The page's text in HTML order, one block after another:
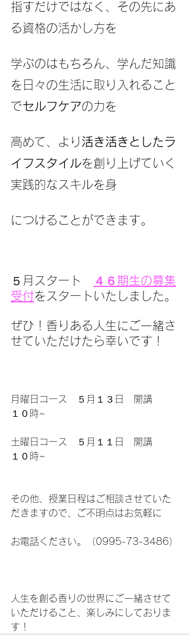
指すだけではなく、その先にあ
る資格の活かし方を
学ぶのはもちろん、学んだ知識
を日々の生活に取り入れること
でセルフケアの力を
高めて、より 活き活きとしたラ
イフスタイルを創り上げていく
実践的なスキルを身
につけることができます。
５月スタート
４６期生の募集
受付をスタートいたしました。
ぜひ！香りある人生にご一緒さ
せていただけたら幸いです！
月曜日コース　５月１３日　開講
１０時~
土曜日コース　５月１１日　開講
１０時~
その他、授業日程はご相談させていた
だきますので、ご不明点はお気軽に
お電話ください。（0995-73-3486）
人生を創る香りの世界にご一緒させて
いただけること、楽しみにしておりま
す！